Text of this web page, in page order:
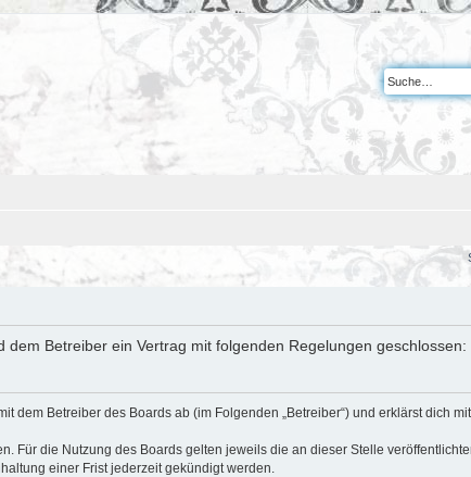
Betreiber ein Vertrag mit folgenden Regelungen geschlossen:
dem Betreiber des Boards ab (im Folgenden „Betreiber“) und erklärst dich
Für die Nutzung des Boards gelten jeweils die an dieser Stelle
einer Frist jederzeit gekündigt werden.